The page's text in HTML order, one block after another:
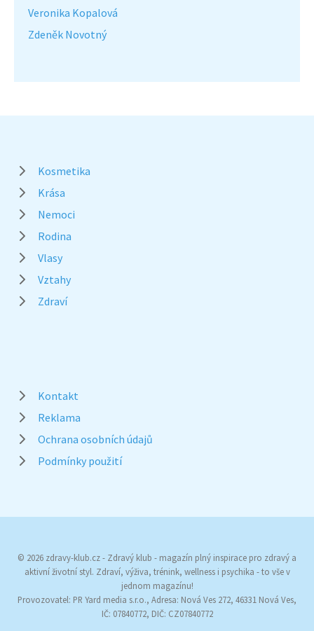
Veronika Kopalová
Zdeněk Novotný
Kosmetika
Krása
Nemoci
Rodina
Vlasy
Vztahy
Zdraví
Kontakt
Reklama
Ochrana osobních údajů
Podmínky použití
© 2026 zdravy-klub.cz - Zdravý klub - magazín plný inspirace pro zdravý a
aktivní životní styl. Zdraví, výživa, trénink, wellness i psychika - to vše v
jednom magazínu!
Provozovatel: PR Yard media s.r.o., Adresa: Nová Ves 272, 46331 Nová Ves,
IČ: 07840772, DIČ: CZ07840772